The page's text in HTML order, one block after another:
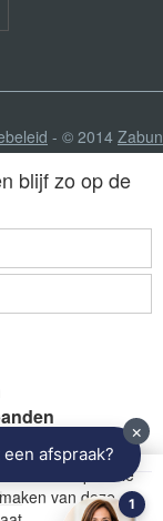
- © 2014 Zabun
blijf zo op de
voor een optimale
van deze